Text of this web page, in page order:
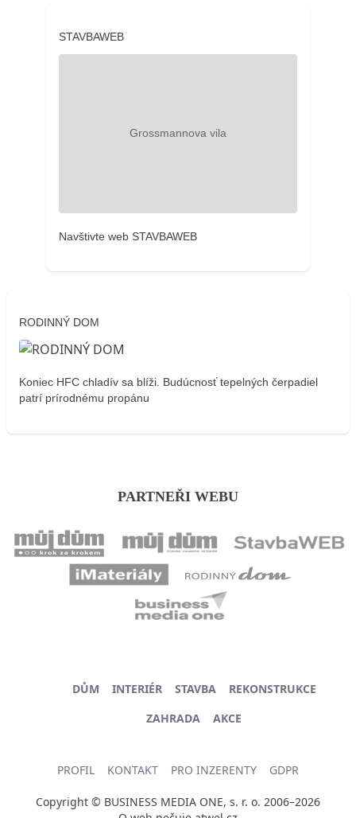
STAVBAWEB
Navštivte web STAVBAWEB
RODINNÝ DOM
Koniec HFC chladív sa blíži. Budúcnosť tepelných čerpadiel
patrí prírodnému propánu
PARTNEŘI WEBU
DŮM INTERIÉR STAVBA
REKONSTRUKCE
ZAHRADA
AKCE
PROFIL KONTAKT PRO INZERENTY GDPR
Copyright © BUSINESS MEDIA ONE, s. r. o. 2006–2026